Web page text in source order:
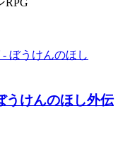
RPG
うけんのほし外伝